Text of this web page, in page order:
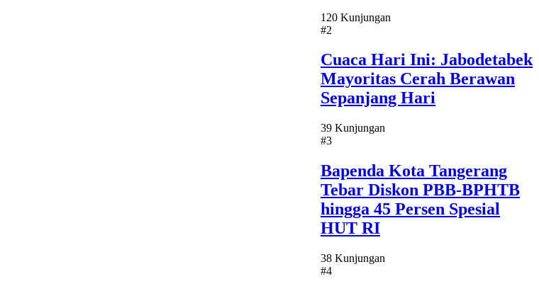
120 Kunjungan
#2
Cuaca Hari Ini: Jabodetabek
Mayoritas Cerah Berawan
Sepanjang Hari
39 Kunjungan
#3
Bapenda Kota Tangerang
Tebar Diskon PBB-BPHTB
hingga 45 Persen Spesial
HUT RI
38 Kunjungan
#4